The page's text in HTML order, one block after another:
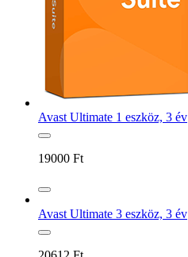
Avast Ultimate 1 eszköz, 3 év
19000 Ft
Avast Ultimate 3 eszköz, 3 év